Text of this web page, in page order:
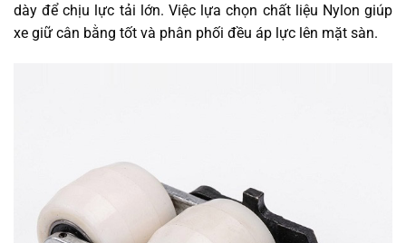
dày để chịu lực tải lớn. Việc lựa chọn chất liệu Nylon giúp
xe giữ cân bằng tốt và phân phối đều áp lực lên mặt sàn.